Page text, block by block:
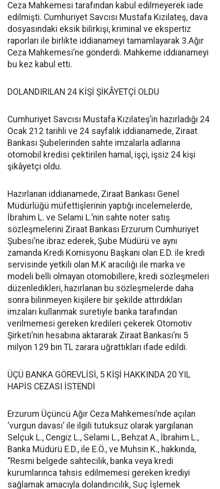
Ceza Mahkemesi tarafından kabul edilmeyerek iade
edilmişti. Cumhuriyet Savcısı Mustafa Kızılateş, dava
dosyasındaki eksik bilirkişi, kriminal ve ekspertiz
raporları ile birlikte iddianameyi tamamlayarak 3.Ağır
Ceza Mahkemesi’ne gönderdi. Mahkeme iddianameyi
bu kez kabul etti.
DOLANDIRILAN 24 KİŞİ ŞİKÂYETÇİ OLDU
Cumhuriyet Savcısı Mustafa Kızılateş’in hazırladığı 24
Ocak 212 tarihli ve 24 sayfalık iddianamede, Ziraat
Bankası Şubelerinden sahte imzalarla adlarına
otomobil kredisi çektirilen hamal, işçi, işsiz 24 kişi
şikâyetçi oldu.
Hazırlanan iddianamede, Ziraat Bankası Genel
Müdürlüğü müfettişlerinin yaptığı incelemelerde,
İbrahim L. ve Selami L.’nin sahte noter satış
sözleşmelerini Ziraat Bankası Erzurum Cumhuriyet
Şubesi’ne ibraz ederek, Şube Müdürü ve aynı
zamanda Kredi Komisyonu Başkanı olan E.D. ile kredi
servisinde yetkili olan M.K aracılığı ile marka ve
modeli belli olmayan otomobillere, kredi sözleşmeleri
düzenledikleri, hazırlanan bu sözleşmelerde daha
sonra bilinmeyen kişilere bir şekilde attırdıkları
imzaları kullanmak suretiyle banka tarafından
verilmemesi gereken kredileri çekerek Otomotiv
Şirketi’nin hesabına aktararak Ziraat Bankası’nı 5
milyon 129 bin TL zarara uğrattıkları ifade edildi.
ÜÇÜ BANKA GÖREVLİSİ, 5 KİŞİ HAKKINDA 20 YIL
HAPİS CEZASI İSTENDİ
Erzurum Üçüncü Ağır Ceza Mahkemesi’nde açılan
‘vurgun davası’ ile ilgili tutuksuz olarak yargılanan
Selçuk L., Cengiz L., Selami L., Behzat A., İbrahim L.,
Banka Müdürü E.D., ile E.Ö., ve Muhsin K., hakkında,
“Resmi belgede sahtecilik, banka veya kredi
kurumlarınca tahsis edilmemesi gereken krediyi
sağlamak amacıyla dolandırıcılık, Suç İşlemek